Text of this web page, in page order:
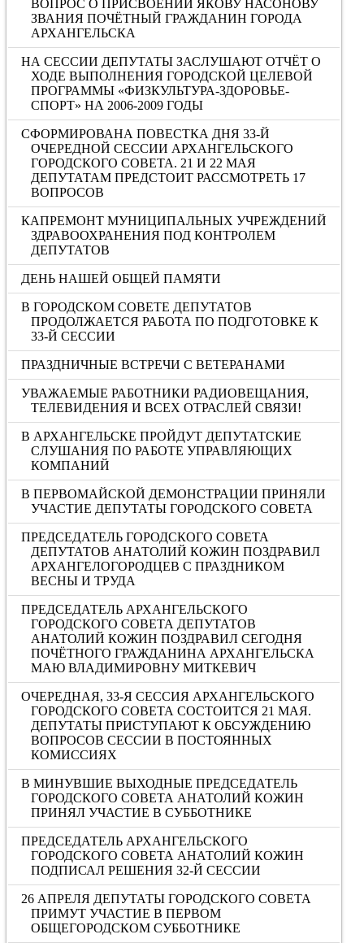
ВОПРОС О ПРИСВОЕНИИ ЯКОВУ НАСОНОВУ
ЗВАНИЯ ПОЧЁТНЫЙ ГРАЖДАНИН ГОРОДА
АРХАНГЕЛЬСКА
НА СЕССИИ ДЕПУТАТЫ ЗАСЛУШАЮТ ОТЧЁТ О
ХОДЕ ВЫПОЛНЕНИЯ ГОРОДСКОЙ ЦЕЛЕВОЙ
ПРОГРАММЫ «ФИЗКУЛЬТУРА-ЗДОРОВЬЕ-
СПОРТ» НА 2006-2009 ГОДЫ
СФОРМИРОВАНА ПОВЕСТКА ДНЯ 33-Й
ОЧЕРЕДНОЙ СЕССИИ АРХАНГЕЛЬСКОГО
ГОРОДСКОГО СОВЕТА. 21 И 22 МАЯ
ДЕПУТАТАМ ПРЕДСТОИТ РАССМОТРЕТЬ 17
ВОПРОСОВ
КАПРЕМОНТ МУНИЦИПАЛЬНЫХ УЧРЕЖДЕНИЙ
ЗДРАВООХРАНЕНИЯ ПОД КОНТРОЛЕМ
ДЕПУТАТОВ
ДЕНЬ НАШЕЙ ОБЩЕЙ ПАМЯТИ
В ГОРОДСКОМ СОВЕТЕ ДЕПУТАТОВ
ПРОДОЛЖАЕТСЯ РАБОТА ПО ПОДГОТОВКЕ К
33-Й СЕССИИ
ПРАЗДНИЧНЫЕ ВСТРЕЧИ С ВЕТЕРАНАМИ
УВАЖАЕМЫЕ РАБОТНИКИ РАДИОВЕЩАНИЯ,
ТЕЛЕВИДЕНИЯ И ВСЕХ ОТРАСЛЕЙ СВЯЗИ!
В АРХАНГЕЛЬСКЕ ПРОЙДУТ ДЕПУТАТСКИЕ
СЛУШАНИЯ ПО РАБОТЕ УПРАВЛЯЮЩИХ
КОМПАНИЙ
В ПЕРВОМАЙСКОЙ ДЕМОНСТРАЦИИ ПРИНЯЛИ
УЧАСТИЕ ДЕПУТАТЫ ГОРОДСКОГО СОВЕТА
ПРЕДСЕДАТЕЛЬ ГОРОДСКОГО СОВЕТА
ДЕПУТАТОВ АНАТОЛИЙ КОЖИН ПОЗДРАВИЛ
АРХАНГЕЛОГОРОДЦЕВ С ПРАЗДНИКОМ
ВЕСНЫ И ТРУДА
ПРЕДСЕДАТЕЛЬ АРХАНГЕЛЬСКОГО
ГОРОДСКОГО СОВЕТА ДЕПУТАТОВ
АНАТОЛИЙ КОЖИН ПОЗДРАВИЛ СЕГОДНЯ
ПОЧЁТНОГО ГРАЖДАНИНА АРХАНГЕЛЬСКА
МАЮ ВЛАДИМИРОВНУ МИТКЕВИЧ
ОЧЕРЕДНАЯ, 33-Я СЕССИЯ АРХАНГЕЛЬСКОГО
ГОРОДСКОГО СОВЕТА СОСТОИТСЯ 21 МАЯ.
ДЕПУТАТЫ ПРИСТУПАЮТ К ОБСУЖДЕНИЮ
ВОПРОСОВ СЕССИИ В ПОСТОЯННЫХ
КОМИССИЯХ
В МИНУВШИЕ ВЫХОДНЫЕ ПРЕДСЕДАТЕЛЬ
ГОРОДСКОГО СОВЕТА АНАТОЛИЙ КОЖИН
ПРИНЯЛ УЧАСТИЕ В СУББОТНИКЕ
ПРЕДСЕДАТЕЛЬ АРХАНГЕЛЬСКОГО
ГОРОДСКОГО СОВЕТА АНАТОЛИЙ КОЖИН
ПОДПИСАЛ РЕШЕНИЯ 32-Й СЕССИИ
26 АПРЕЛЯ ДЕПУТАТЫ ГОРОДСКОГО СОВЕТА
ПРИМУТ УЧАСТИЕ В ПЕРВОМ
ОБЩЕГОРОДСКОМ СУББОТНИКЕ